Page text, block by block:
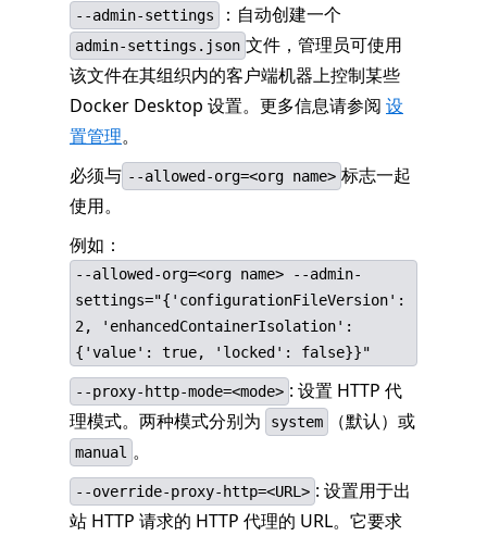
--admin-settings ：自动创建一个
admin-settings.json 文件，管理员可使用
该文件在其组织内的客户端机器上控制某些
Docker Desktop 设置。更多信息请参阅 设
置管理。
必须与 --allowed-org=<org name> 标志一起
使用。
例如：
--allowed-org=<org name> --admin-
settings="{'configurationFileVersion':
2, 'enhancedContainerIsolation':
{'value': true, 'locked': false}}"
--proxy-http-mode=<mode> : 设置 HTTP 代
理模式。两种模式分别为
system （默认）或
manual 。
--override-proxy-http=<URL> : 设置用于出
站 HTTP 请求的 HTTP 代理的 URL。它要求